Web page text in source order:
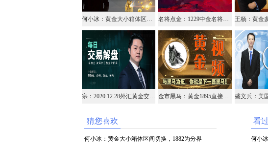
何小冰：黄金大小箱体区间切换，1882为分界 名将点金：1229中金名将在线视频解析黄金外汇原油
宗：2020.12.28外汇黄金交易解盘 金市黑马：黄金1895直接空，目标1875
猜您喜欢
何小冰：黄金大小箱体区间切换，1882为分界
看
何小